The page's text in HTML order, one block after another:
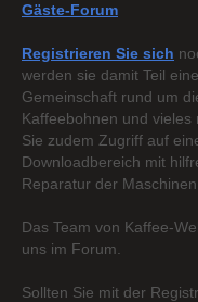
Gäste-Forum
Registrieren Sie sich
werden sie damit Teil
Gemeinschaft rund um
Kaffeebohnen und vieles
Sie zudem Zugriff auf
Downloadbereich mit
Reparatur der Maschinen.
Das Team von Kaffee-
uns im Forum.
Sollten Sie mit der